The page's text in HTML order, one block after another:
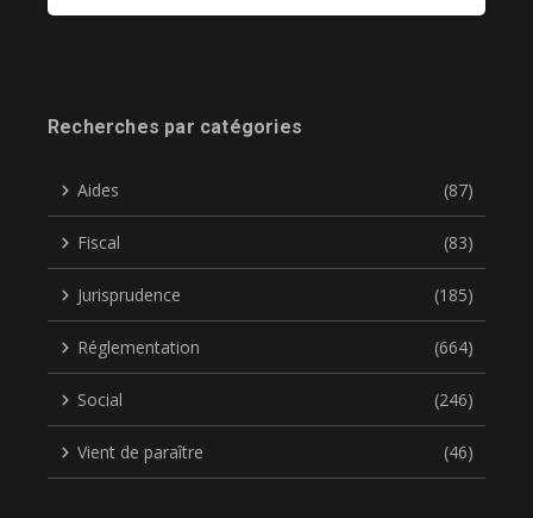
Recherches par catégories
Aides (87)
Fiscal (83)
Jurisprudence (185)
Réglementation (664)
Social (246)
Vient de paraître (46)